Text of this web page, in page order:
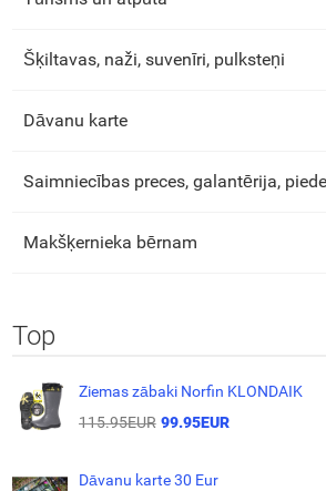
Šķiltavas, naži, suvenīri, pulksteņi
Dāvanu karte
Saimniecības preces, galantērija,
Makšķernieka bērnam
Top
Ziemas zābaki Norfin KLONDAIK
115.95EUR 99.95EUR
Dāvanu karte 30 Eur